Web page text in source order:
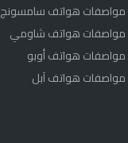
مواصفات هواتف سامسونج
مواصفات هواتف شاومي
مواصفات هواتف أوبو
مواصفات هواتف آبل